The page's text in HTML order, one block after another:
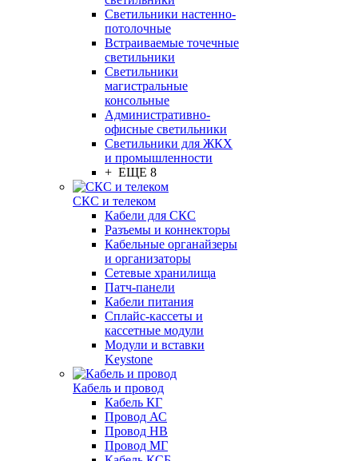
Светильники настенно-
потолочные
Встраиваемые точечные
светильники
Светильники
магистральные
консольные
Административно-
офисные светильники
Светильники для ЖКХ
и промышленности
+ ЕЩЕ 8
СКС и телеком
Кабели для СКС
Разъемы и коннекторы
Кабельные органайзеры
и организаторы
Сетевые хранилища
Патч-панели
Кабели питания
Сплайс-кассеты и
кассетные модули
Модули и вставки
Keystone
Кабель и провод
Кабель КГ
Провод АС
Провод НВ
Провод МГ